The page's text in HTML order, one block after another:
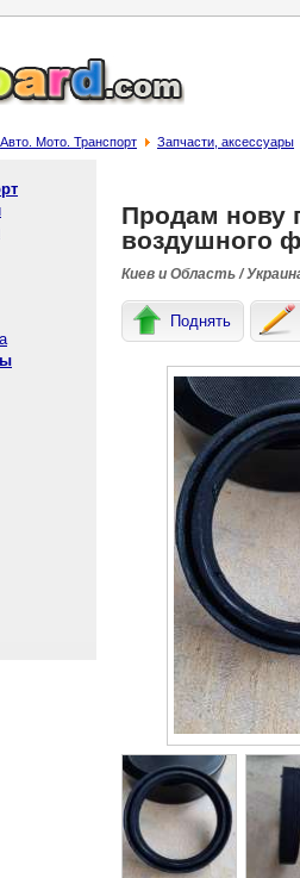
Авто. Мото. Транспорт Запчасти, аксессуары
Продам нову
воздушного
Киев и Область /
Поднять